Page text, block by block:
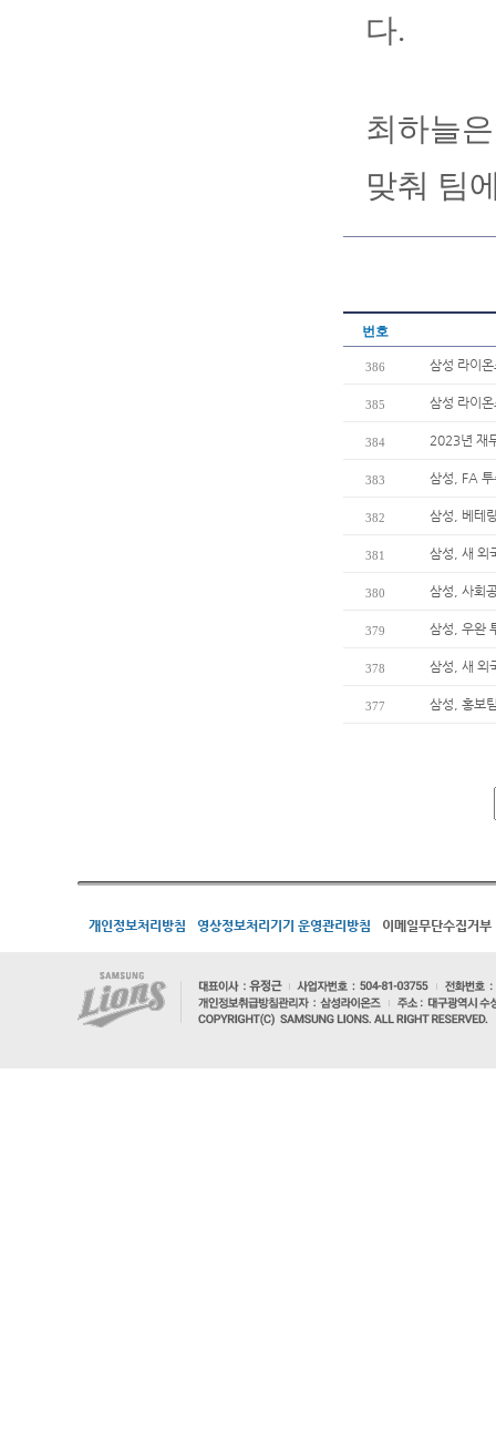
다.
최하늘
맞춰 팀
번호
386 삼성 라이
385 삼성 라이
384 2023년 재
383 삼성, FA
382 삼성, 베테
381 삼성, 새 외
380 삼성, 사회
379 삼성, 우완
378 삼성, 새 외
377 삼성, 홍보
개인정보처리방침 영상정보처리기기 운영관리방침 이메일무단수집거부